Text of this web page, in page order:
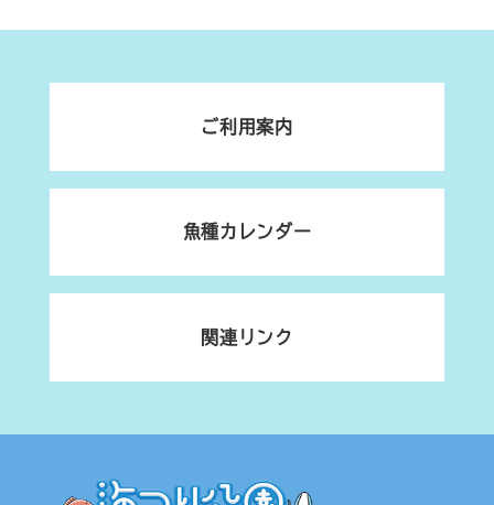
ご利用案内
魚種カレンダー
関連リンク